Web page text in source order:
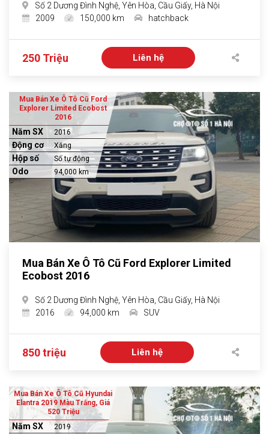
Số 2 Dương Đình Nghệ, Yên Hòa, Cầu Giấy, Hà Nội
2009
150,000 km hatchback
250 Triệu Liên hệ
Mua Bán Xe Ô Tô Cũ Ford
Explorer Limited Ecobost
2016
Năm SX 2016
Động cơ Xăng
Hộp số Số tự động
Odo 94,000 km
Mua Bán Xe Ô Tô Cũ Ford Explorer Limited
Ecobost 2016
Số 2 Dương Đình Nghệ, Yên Hòa, Cầu Giấy, Hà Nội
2016
94,000 km SUV
850 triệu Liên hệ
Mua Bán Xe Ô Tô Cũ Hyundai
Elantra 2019 Màu Trắng, Giá
520 Triệu
Năm SX 2019